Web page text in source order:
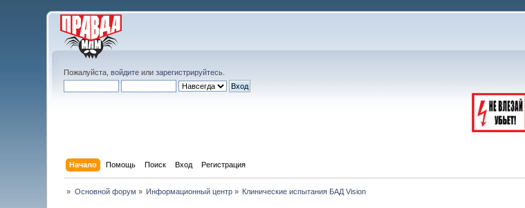
Пожалуйста,войдите илизарегистрируйтесь
Начало Помощь Поиск Вход Регистрация
» Основной форум » Информационный центр » Клинические испытания БАД Vision